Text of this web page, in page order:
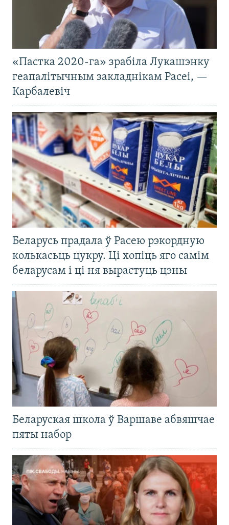
«Пастка 2020-га» зрабіла Лукашэнку
геапалітычным закладнікам Расеі, —
Карбалевіч
Беларусь прадала ў Расею рэкордную
колькасьць цукру. Ці хопіць яго самім
беларусам і ці ня вырастуць цэны
Беларуская школа ў Варшаве абвяшчае
пяты набор